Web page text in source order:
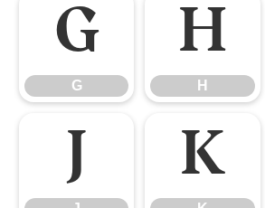
G
G
H
H
J K